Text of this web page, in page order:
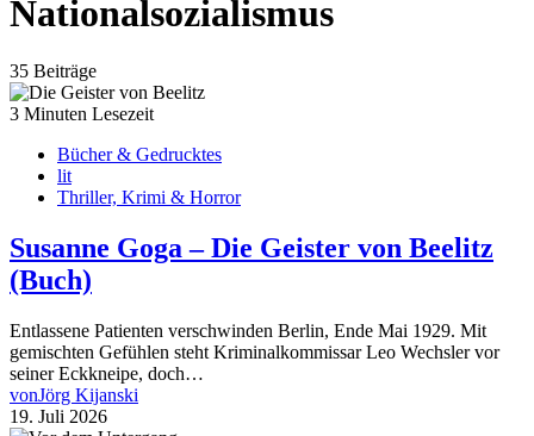
Nationalsozialismus
35 Beiträge
3 Minuten Lesezeit
Bücher & Gedrucktes
lit
Thriller, Krimi & Horror
Susanne Goga – Die Geister von Beelitz
(Buch)
Entlassene Patienten verschwinden Berlin, Ende Mai 1929. Mit
gemischten Gefühlen steht Kriminalkommissar Leo Wechsler vor
seiner Eckkneipe, doch…
vonJörg Kijanski
19. Juli 2026